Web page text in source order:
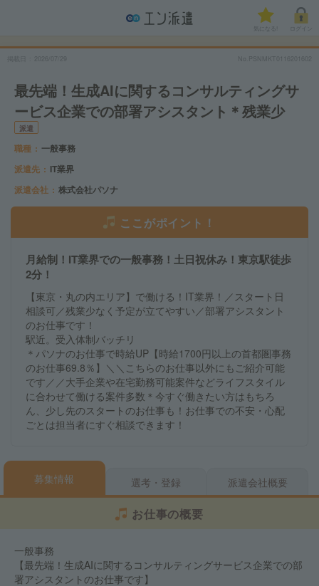
気になる!
No.PSNMKT0116201602
最先端！生成AIに関するコンサルティングサ
ービス企業での部署アシスタント＊残業少
派遣
職種
一般事務
派遣先
IT業界
派遣会社
株式会社パソナ
ここがポイント！
月給制！IT業界での一般事務！土日祝休み！東京駅徒歩
2分！
【東京・丸の内エリア】で働ける！IT業界！／スタート日
相談可／残業少なく予定が立てやすい／部署アシスタント
のお仕事です！
駅近。受入体制バッチリ
＊パソナのお仕事で時給UP【時給1700円以上の首都圏事務
のお仕事69.8％】＼＼こちらのお仕事以外にもご紹介可能
です／／大手企業や在宅勤務可能案件などライフスタイル
に合わせて働ける案件多数＊今すぐ働きたい方はもちろ
ん、少し先のスタートのお仕事も！お仕事での不安・心配
ごとは担当者にすぐ相談できます！
募集情報 選考・登録 派遣会社概要
お仕事の概要
一般事務
【最先端！生成AIに関するコンサルティングサービス企業での部
署アシスタントのお仕事です】